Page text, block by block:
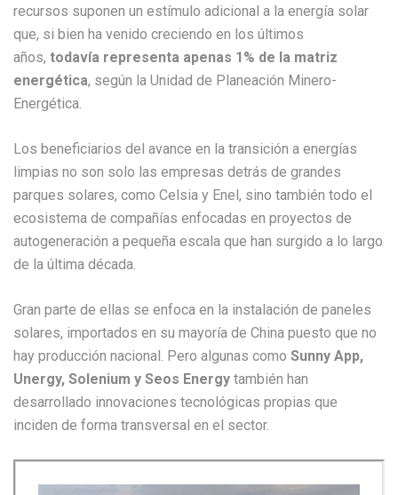
recursos suponen un estímulo adicional a la energía solar
que, si bien ha venido creciendo en los últimos
años, todavía representa apenas 1% de la matriz
energética, según la Unidad de Planeación Minero-
Energética.
Los beneficiarios del avance en la transición a energías
limpias no son solo las empresas detrás de grandes
parques solares, como Celsia y Enel, sino también todo el
ecosistema de compañías enfocadas en proyectos de
autogeneración a pequeña escala que han surgido a lo largo
de la última década.
Gran parte de ellas se enfoca en la instalación de paneles
solares, importados en su mayoría de China puesto que no
hay producción nacional. Pero algunas como Sunny App,
Unergy, Solenium y Seos Energy también han
desarrollado innovaciones tecnológicas propias que
inciden de forma transversal en el sector.